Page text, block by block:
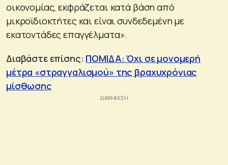
οικονομίας, εκφράζεται κατά βάση από
μικροϊδιοκτήτες και είναι συνδεδεμένη με
εκατοντάδες επαγγέλματα».
Διαβάστε επίσης: ΠΟΜΙΔΑ: Όχι σε μονομερή
μέτρα «στραγγαλισμού» της βραχυχρόνιας
μίσθωσης